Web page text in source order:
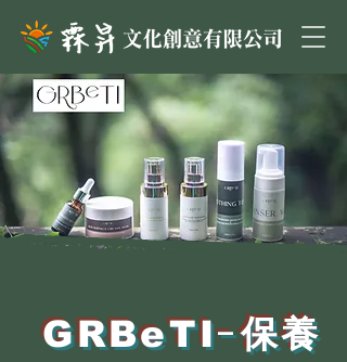
GRBeTI-保養